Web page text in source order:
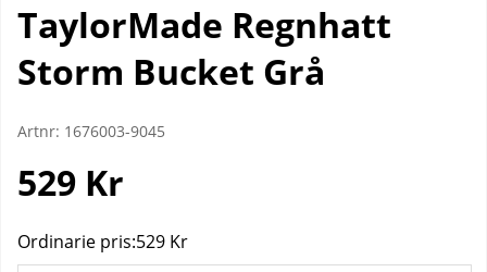
TaylorMade Regnhatt
Storm Bucket Grå
Artnr: 1676003-9045
529 Kr
Ordinarie pris:529 Kr